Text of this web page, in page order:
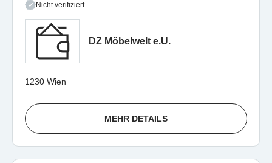
Nicht verifiziert
DZ Möbelwelt e.U.
1230 Wien
MEHR DETAILS